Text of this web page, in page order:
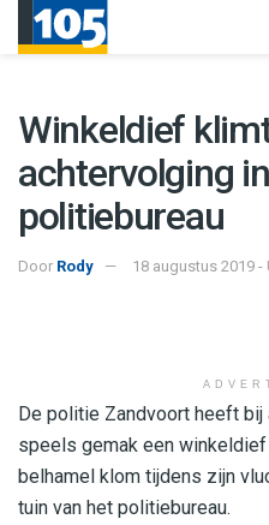
Winkeldief
achtervolging
politiebureau
Door Rody 18 augustus 2019
De politie Zandvoort heeft bij
speels gemak een
belhamel klom tijdens zijn
tuin van het politiebureau.